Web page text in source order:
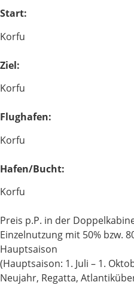
Start:
Korfu
Ziel:
Korfu
Flughafen:
Korfu
Hafen/Bucht:
Korfu
Preis p.P. in der
Einzelnutzung mit 50% bzw.
Hauptsaison
(Hauptsaison: 1. Juli – 1.
Neujahr, Regatta,